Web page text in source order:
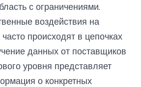
с ограничениями.
воздействия на
происходят в цепочках
данных от поставщиков
уровня представляет
о конкретных